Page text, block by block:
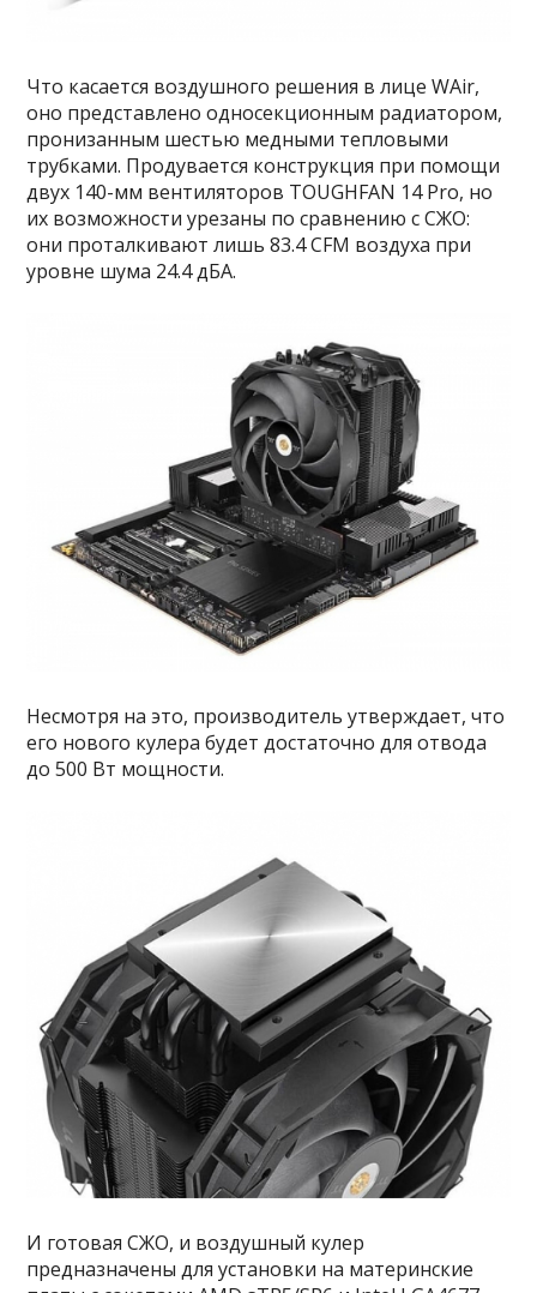
Что касается воздушного решения в лице WAir,
оно представлено односекционным радиатором,
пронизанным шестью медными тепловыми
трубками. Продувается конструкция при помощи
двух 140-мм вентиляторов TOUGHFAN 14 Pro, но
их возможности урезаны по сравнению с СЖО:
они проталкивают лишь 83.4 CFM воздуха при
уровне шума 24.4 дБА.
Несмотря на это, производитель утверждает, что
его нового кулера будет достаточно для отвода
до 500 Вт мощности.
И готовая СЖО, и воздушный кулер
предназначены для установки на материнские